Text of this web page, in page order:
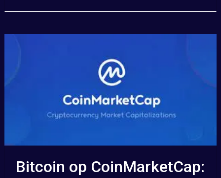
Bitcoin op CoinMarketCap: